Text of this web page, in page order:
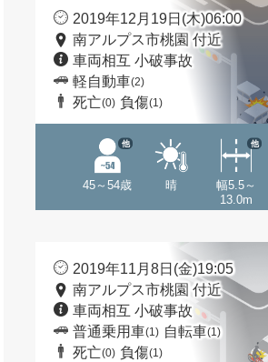
2019年12月19日(木)06:00
南アルプス市桃園 付近
車両相互 小破事故
軽自動車(2)
死亡(0) 負傷(1)
45～54歳
他
晴
幅5.5～
13.0m
他
2019年11月8日(金)19:05
南アルプス市桃園 付近
車両相互 小破事故
普通乗用車(1) 自転車(1)
死亡(0) 負傷(1)